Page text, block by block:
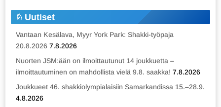
Uutiset
Vantaan Kesälava, Myyr York Park: Shakki-työpaja
20.8.2026 7.8.2026
Nuorten JSM:ään on ilmoittautunut 14 joukkuetta –
ilmoittautuminen on mahdollista vielä 9.8. saakka! 7.8.2026
Joukkueet 46. shakkiolympialaisiin Samarkandissa 15.–28.9.
4.8.2026